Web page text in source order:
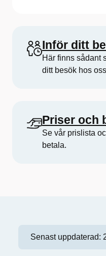
Inför ditt
Här finns sådant
ditt besök hos
Priser och
Se vår prislista
betala.
Senast uppdaterad: